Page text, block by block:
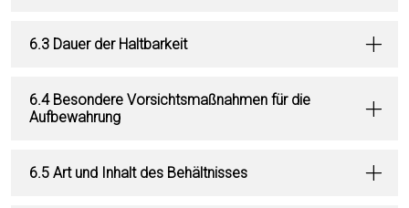
6.3 Dauer der Haltbarkeit
6.4 Besondere Vorsichtsmaßnahmen für die
Aufbewahrung
6.5 Art und Inhalt des Behältnisses